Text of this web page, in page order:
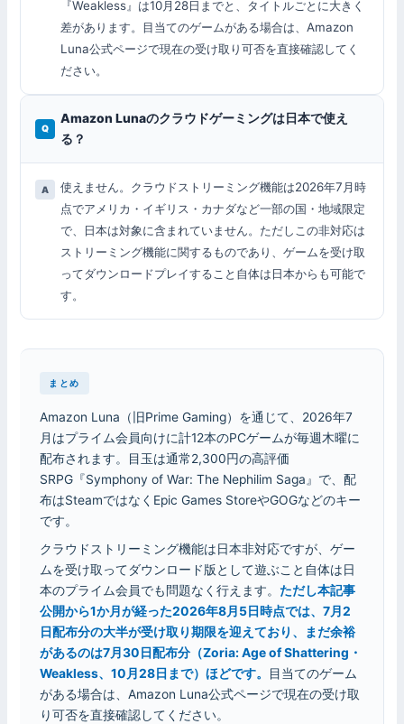
『Weakless』は10月28日までと、タイトルごとに大きく
差があります。目当てのゲームがある場合は、Amazon
Luna公式ページで現在の受け取り可否を直接確認してく
ださい。
Amazon Lunaのクラウドゲーミングは日本で使え
る？
使えません。クラウドストリーミング機能は2026年7月時
点でアメリカ・イギリス・カナダなど一部の国・地域限定
で、日本は対象に含まれていません。ただしこの非対応は
ストリーミング機能に関するものであり、ゲームを受け取
ってダウンロードプレイすること自体は日本からも可能で
す。
まとめ
Amazon Luna（旧Prime Gaming）を通じて、2026年7
月はプライム会員向けに計12本のPCゲームが毎週木曜に
配布されます。目玉は通常2,300円の高評価
SRPG『Symphony of War: The Nephilim Saga』で、配
布はSteamではなくEpic Games StoreやGOGなどのキー
です。
クラウドストリーミング機能は日本非対応ですが、ゲー
ムを受け取ってダウンロード版として遊ぶこと自体は日
本のプライム会員でも問題なく行えます。ただし本記事
公開から1か月が経った2026年8月5日時点では、7月2
日配布分の大半が受け取り期限を迎えており、まだ余裕
があるのは7月30日配布分（Zoria: Age of Shattering・
Weakless、10月28日まで）ほどです。 目当てのゲーム
がある場合は、Amazon Luna公式ページで現在の受け取
り可否を直接確認してください。